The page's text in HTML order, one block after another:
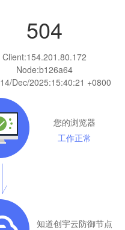
504
Client:154.201.80.172
Node:b126a64
14/Dec/2025:15:40:21 +0800
您的浏览器
工作正常
知道创宇云防御节点